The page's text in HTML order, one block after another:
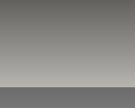
Hotel
Zimmer &